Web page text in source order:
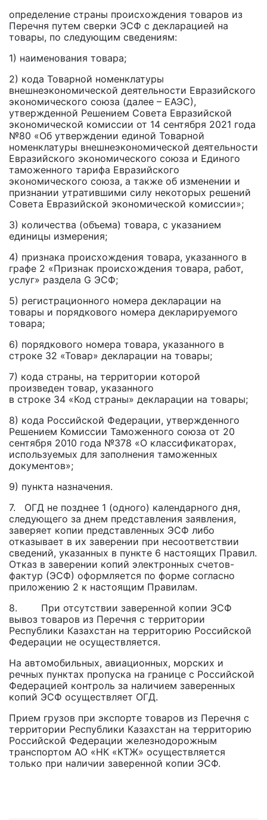
определение страны происхождения товаров из
Перечня путем сверки ЭСФ с декларацией на
товары, по следующим сведениям:
1) наименования товара;
2) кода Товарной номенклатуры
внешнеэкономической деятельности Евразийского
экономического союза (далее – ЕАЭС),
утвержденной Решением Совета Евразийской
экономической комиссии от 14 сентября 2021 года
№80 «Об утверждении единой Товарной
номенклатуры внешнеэкономической деятельности
Евразийского экономического союза и Единого
таможенного тарифа Евразийского
экономического союза, а также об изменении и
признании утратившими силу некоторых решений
Совета Евразийской экономической комиссии»;
3) количества (объема) товара, с указанием
единицы измерения;
4) признака происхождения товара, указанного в
графе 2 «Признак происхождения товара, работ,
услуг» раздела G ЭСФ;
5) регистрационного номера декларации на
товары и порядкового номера декларируемого
товара;
6) порядкового номера товара, указанного в
строке 32 «Товар» декларации на товары;
7) кода страны, на территории которой
произведен товар, указанного
в строке 34 «Код страны» декларации на товары;
8) кода Российской Федерации, утвержденного
Решением Комиссии Таможенного союза от 20
сентября 2010 года №378 «О классификаторах,
используемых для заполнения таможенных
документов»;
9) пункта назначения.
7. ОГД не позднее 1 (одного) календарного дня,
следующего за днем представления заявления,
заверяет копии представленных ЭСФ либо
отказывает в их заверении при несоответствии
сведений, указанных в пункте 6 настоящих Правил.
Отказ в заверении копий электронных счетов-
фактур (ЭСФ) оформляется по форме согласно
приложению 2 к настоящим Правилам.
8. При отсутствии заверенной копии ЭСФ
вывоз товаров из Перечня с территории
Республики Казахстан на территорию Российской
Федерации не осуществляется.
На автомобильных, авиационных, морских и
речных пунктах пропуска на границе с Российской
Федерацией контроль за наличием заверенных
копий ЭСФ осуществляет ОГД.
Прием грузов при экспорте товаров из Перечня с
территории Республики Казахстан на территорию
Российской Федерации железнодорожным
транспортом АО «НК «КТЖ» осуществляется
только при наличии заверенной копии ЭСФ.